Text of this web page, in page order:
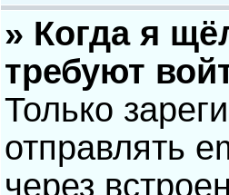
» Когда я
требуют
Только
отправлять
через